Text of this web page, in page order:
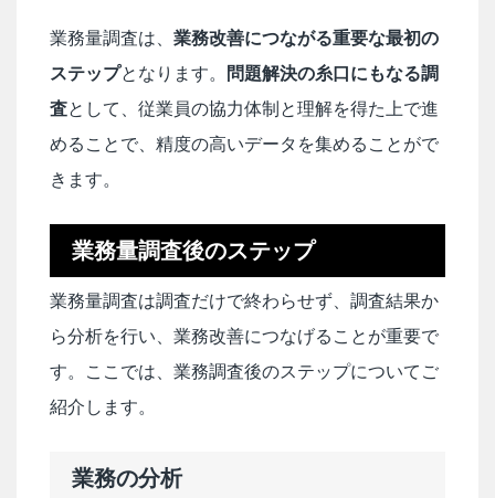
業務量調査は、 業務改善につながる重要な最初の
ステップとなります。
問題解決の糸口にもなる調
査として、従業員の協力体制と理解を得た上で進
めることで、精度の高いデータを集めることがで
きます。
業務量調査後のステップ
業務量調査は調査だけで終わらせず、調査結果か
ら分析を行い、業務改善につなげることが重要で
す。ここでは、業務調査後のステップについてご
紹介します。
業務の分析